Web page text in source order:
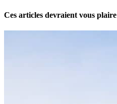
Ces articles devraient vous plaire